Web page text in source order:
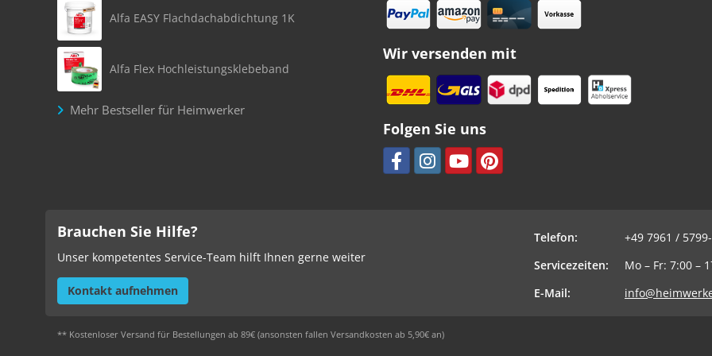
Alfa EASY Flachdachabdichtung 1K
Alfa Flex Hochleistungsklebeband
Mehr Bestseller für Heimwerker
Wir versenden mit
Folgen Sie uns
Brauchen Sie Hilfe?
Unser kompetentes Service-Team hilft Ihnen gerne weiter
Kontakt aufnehmen
Telefon:
+49 7961 /
Servicezeiten:
Mo – Fr: 7:00 –
E-Mail:
** Kostenloser Versand für Bestellungen ab 89€ (ansonsten fallen Versandkosten ab 5,90€ an)